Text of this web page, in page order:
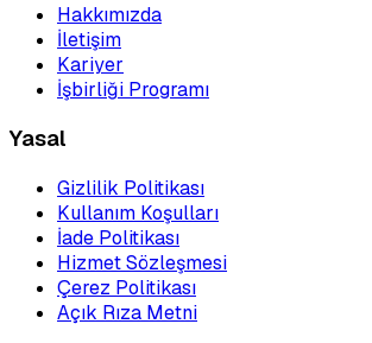
Hakkımızda
İletişim
Kariyer
İşbirliği Programı
Yasal
Gizlilik Politikası
Kullanım Koşulları
İade Politikası
Hizmet Sözleşmesi
Çerez Politikası
Açık Rıza Metni